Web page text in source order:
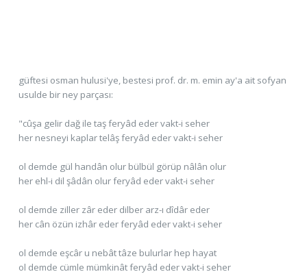
güftesi osman hulusi'ye, bestesi prof. dr. m. emin ay'a ait sofyan
usulde bir ney parçası:
"cûşa gelir dağ ile taş feryâd eder vakt-i seher
her nesneyi kaplar telâş feryâd eder vakt-i seher
ol demde gül handân olur bülbül görüp nâlân olur
her ehl-i dil şâdân olur feryâd eder vakt-i seher
ol demde ziller zâr eder dilber arz-ı dîdâr eder
her cân özün izhâr eder feryâd eder vakt-i seher
ol demde eşcâr u nebât tâze bulurlar hep hayat
ol demde cümle mümkinât feryâd eder vakt-i seher